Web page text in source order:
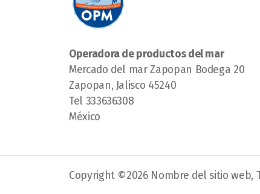
Operadora de productos del mar
Mercado del mar Zapopan Bodega 20
Zapopan, Jalisco 45240
Tel 333636308
México
Copyright ©2026 Nombre del sitio web,